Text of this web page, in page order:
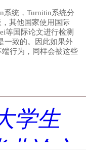
系统，Turnitin系统分
其他国家使用国际
等国际论文进行检测
一致的。因此如果外
行为，同样会被这些